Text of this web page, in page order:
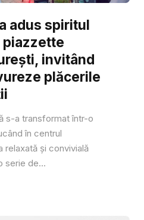
adus spiritul
invitând
plăcerile
s-a transformat într-o
în centrul
relaxată și convivială
serie de...